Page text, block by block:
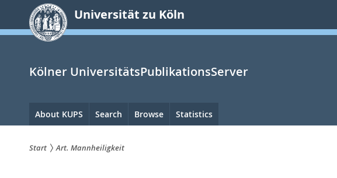
springen
Universität zu Köln
Kölner UniversitätsPublikationsServer
Hauptnavigation
About KUPS Search Browse Statistics
Start Art. Mannheiligkeit